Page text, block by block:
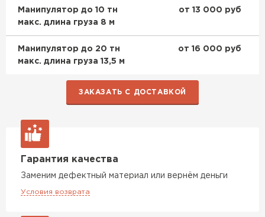
Манипулятор до 10 тн
макс. длина груза 8 м
от 13 000 руб
Манипулятор до 20 тн
макс. длина груза 13,5 м
от 16 000 руб
ЗАКАЗАТЬ С ДОСТАВКОЙ
Гарантия качества
Заменим дефектный материал или вернём деньги
Условия возврата